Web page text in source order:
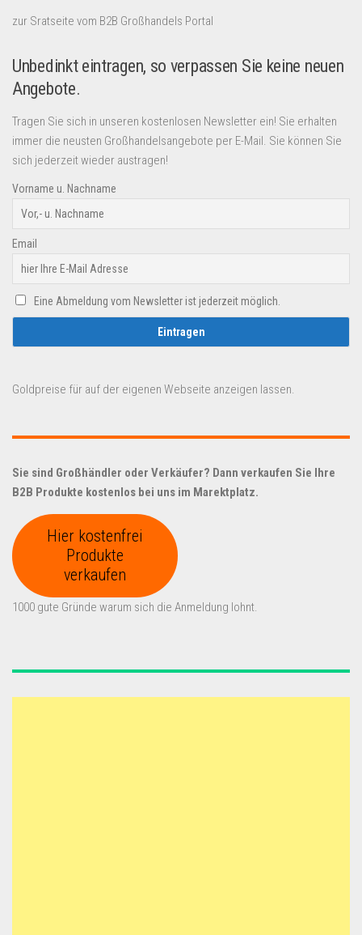
zur Sratseite vom B2B Großhandels Portal
Unbedinkt eintragen, so verpassen Sie keine neuen
Angebote.
Tragen Sie sich in unseren kostenlosen Newsletter ein! Sie erhalten
immer die neusten Großhandelsangebote per E-Mail. Sie können Sie
sich jederzeit wieder austragen!
Vorname u. Nachname
Email
Eine Abmeldung vom Newsletter ist jederzeit möglich.
Goldpreise für auf der eigenen Webseite anzeigen lassen.
Sie sind Großhändler oder Verkäufer? Dann verkaufen Sie Ihre
B2B Produkte kostenlos bei uns im Marektplatz.
Hier kostenfrei
Produkte
verkaufen
1000 gute Gründe warum sich die Anmeldung lohnt.